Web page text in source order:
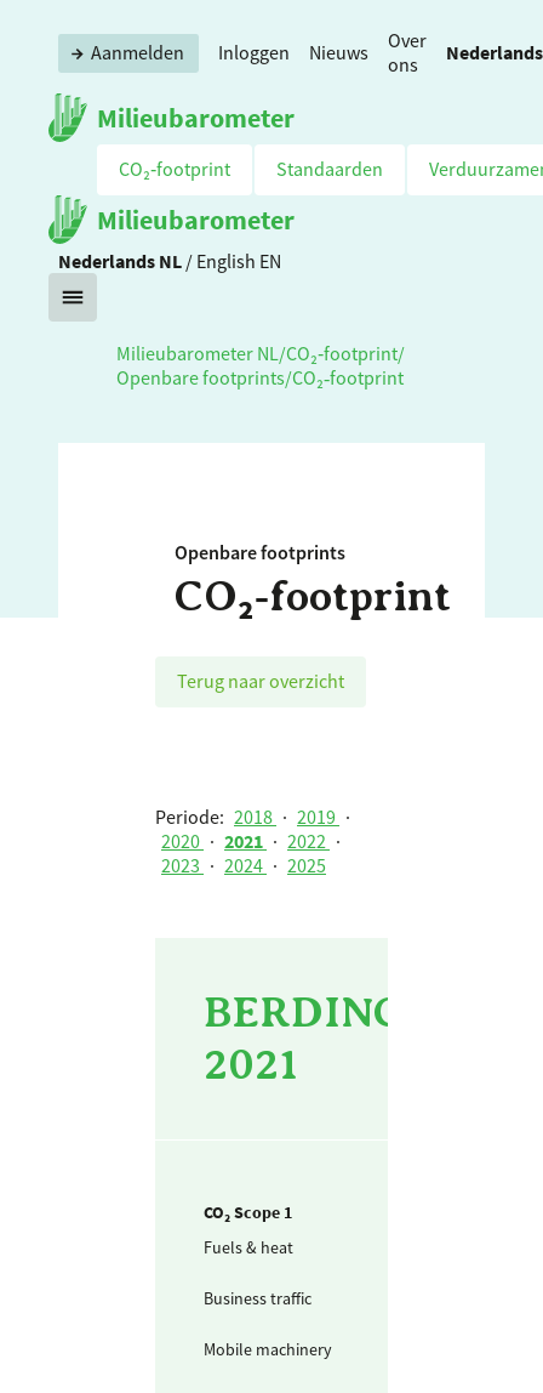
Milieubarometer
Aanmelden Inloggen Nieuws
Over
ons
Nederlands
CO₂‑footprint Standaarden
Milieubarometer
Nederlands NL / English EN
Milieubarometer NL /CO₂‑footprint/
Openbare footprints/CO₂‑footprint
Openbare footprints
CO₂‑footprint
Terug naar overzicht
Periode: 2018 · 2019 ·
2020 · 2021 · 2022 ·
2023 · 2024 · 2025
BERDING
2021
CO₂ Scope 1
Fuels & heat
Business traffic
Mobile machinery